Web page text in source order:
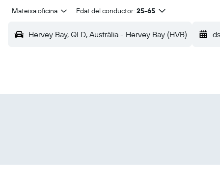
Mateixa oficina Edat del conductor: 25-65
Hervey Bay, QLD, Austràlia - Hervey Bay (HVB)